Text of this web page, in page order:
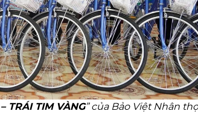
TRÁI TIM VÀNG” của Bảo Việt Nhân thọ